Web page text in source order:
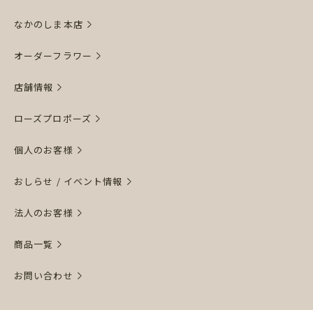
なかのしま本店
オーダーフラワー
店舗情報
ローズプロポーズ
個人のお客様
おしらせ / イベント情報
法人のお客様
商品一覧
お問い合わせ